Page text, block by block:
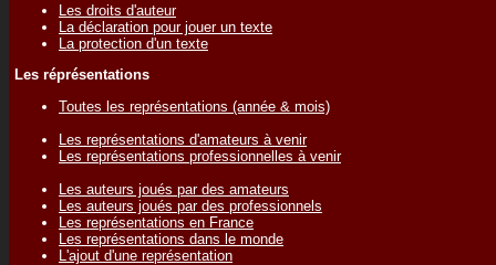
Les droits d'auteur
La déclaration pour jouer un texte
La protection d'un texte
Les réprésentations
Toutes les représentations (année & mois)
Les représentations d'amateurs à venir
Les représentations professionnelles à venir
Les auteurs joués par des amateurs
Les auteurs joués par des professionnels
Les représentations en France
Les représentations dans le monde
L'ajout d'une représentation